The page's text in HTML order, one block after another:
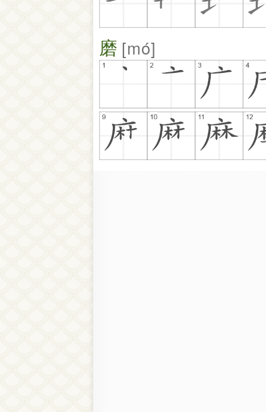
磨 mó